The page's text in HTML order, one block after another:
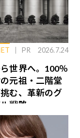
PR 2026.7.24
世界へ。100％
元祖・二階堂
む、革新のグ
戦略